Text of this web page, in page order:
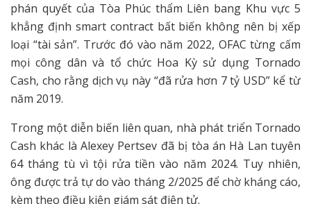
phán quyết của Tòa Phúc thẩm Liên bang Khu vực 5
khẳng định smart contract bất biến không nên bị xếp
loại “tài sản”. Trước đó vào năm 2022, OFAC từng cấm
mọi công dân và tổ chức Hoa Kỳ sử dụng Tornado
Cash, cho rằng dịch vụ này “đã rửa hơn 7 tỷ USD” kể từ
năm 2019.
Trong một diễn biến liên quan, nhà phát triển Tornado
Cash khác là Alexey Pertsev đã bị tòa án Hà Lan tuyên
64 tháng tù vì tội rửa tiền vào năm 2024. Tuy nhiên,
ông được trả tự do vào tháng 2/2025 để chờ kháng cáo,
kèm theo điều kiện giám sát điện tử.